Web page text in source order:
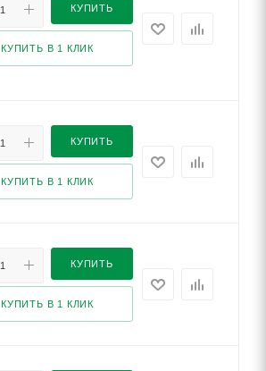
КУПИТЬ
КУПИТЬ В 1 КЛИК
КУПИТЬ
КУПИТЬ В 1 КЛИК
КУПИТЬ
КУПИТЬ В 1 КЛИК